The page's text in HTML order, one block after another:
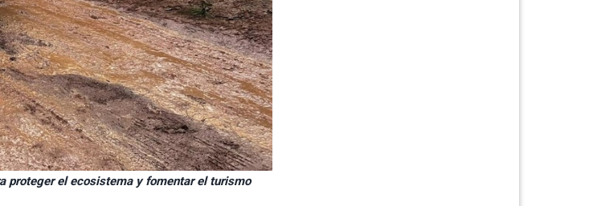
proteger el ecosistema y fomentar el turismo